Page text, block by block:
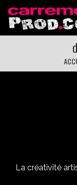
La créativité